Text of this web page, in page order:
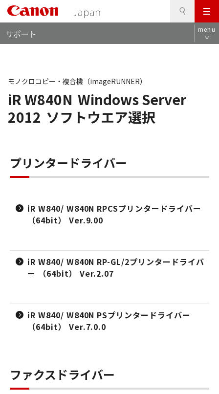
メ
ニ
ュ
サポート menu
iR W840N Windows Server
2012 ソフトウエア選択
モノクロコピー・複合機（imageRUNNER）
プリンタードライバー
iR W840/ W840N RPCSプリンタードライバー
（64bit） Ver.9.00
iR W840/ W840N RP-GL/2プリンタードライバ
ー （64bit） Ver.2.07
iR W840/ W840N PSプリンタードライバー
（64bit） Ver.7.0.0
ファクスドライバー